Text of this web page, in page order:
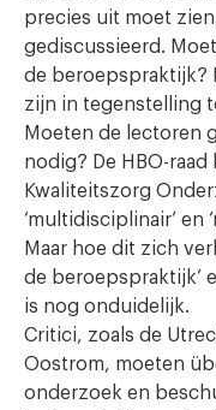
precies uit moet
gediscussieerd.
de beroepspraktijk?
zijn in tegenstelling
Moeten de lectoren
nodig? De HBO-raad
Kwaliteitszorg
‘multidisciplinair’ en
Maar hoe dit zich
de beroepspraktijk’
is nog onduidelijk.
Critici, zoals de
Oostrom, moeten
onderzoek en